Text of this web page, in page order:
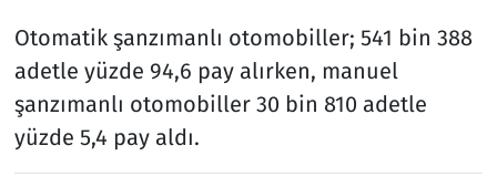
Otomatik şanzımanlı otomobiller; 541 bin 388
adetle yüzde 94,6 pay alırken, manuel
şanzımanlı otomobiller 30 bin 810 adetle
yüzde 5,4 pay aldı.